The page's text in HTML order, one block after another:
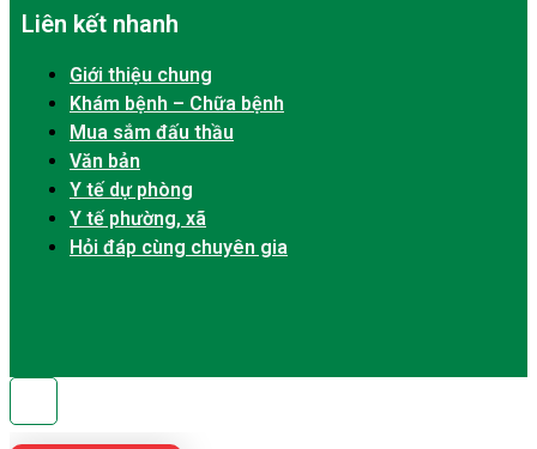
Liên kết nhanh
Giới thiệu chung
Khám bệnh – Chữa bệnh
Mua sắm đấu thầu
Văn bản
Y tế dự phòng
Y tế phường, xã
Hỏi đáp cùng chuyên gia